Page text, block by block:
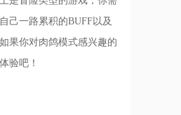
己一路累积的BUFF以及
果你对肉鸽模式感兴趣的
验吧！